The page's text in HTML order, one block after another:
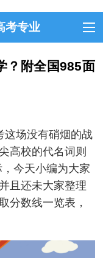
考专业
？附全国985面
这场没有硝烟的战
高校的代名词则
今天小编为大家
且还未大家整理
分数线一览表，